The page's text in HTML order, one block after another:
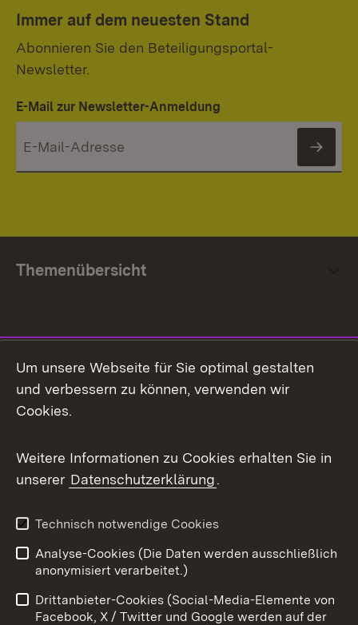
Immer auf dem neuesten Stand
Abonnieren Sie den Beteiligungsportal-
Newsletter.
E-Mail zur Newsletter-Anmeldung
Themenübersicht
Facebook
X / Twitter
Youtube
Impressum
Kontakt
Barrierefreiheit
Datenschutz
Um unsere Webseite für Sie optimal gestalten
und verbessern zu können, verwenden wir
Cookies.
Weitere Informationen zu Cookies erhalten Sie in
unserer Datenschutzerklärung.
Technisch notwendige Cookies
Analyse-Cookies (Die Daten werden ausschließlich
anonymisiert verarbeitet.)
Drittanbieter-Cookies (Social-Media-Elemente von
Facebook, X / Twitter und Google werden auf der